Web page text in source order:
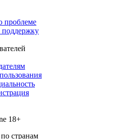
проблеме
поддержку
18+
странам